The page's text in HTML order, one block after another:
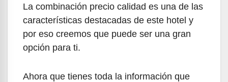
La combinación precio calidad es una de las
características destacadas de este hotel y
por eso creemos que puede ser una gran
opción para ti.
Ahora que tienes toda la información que